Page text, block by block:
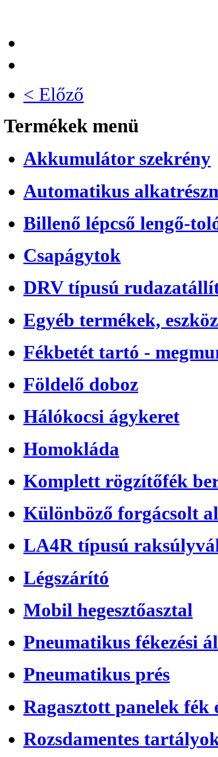
< Előző
Termékek menü
Akkumulátor szekrény
Automatikus
Billenő lépcső lengő-
Csapágytok
DRV típusú
Egyéb termékek,
Fékbetét tartó -
Földelő doboz
Hálókocsi ágykeret
Homokláda
Komplett rögzítőfék
Különböző forgácsolt
LA4R típusú
Légszárító
Mobil hegesztőasztal
Pneumatikus fékezési
Pneumatikus prés
Ragasztott panelek fék
Rozsdamentes